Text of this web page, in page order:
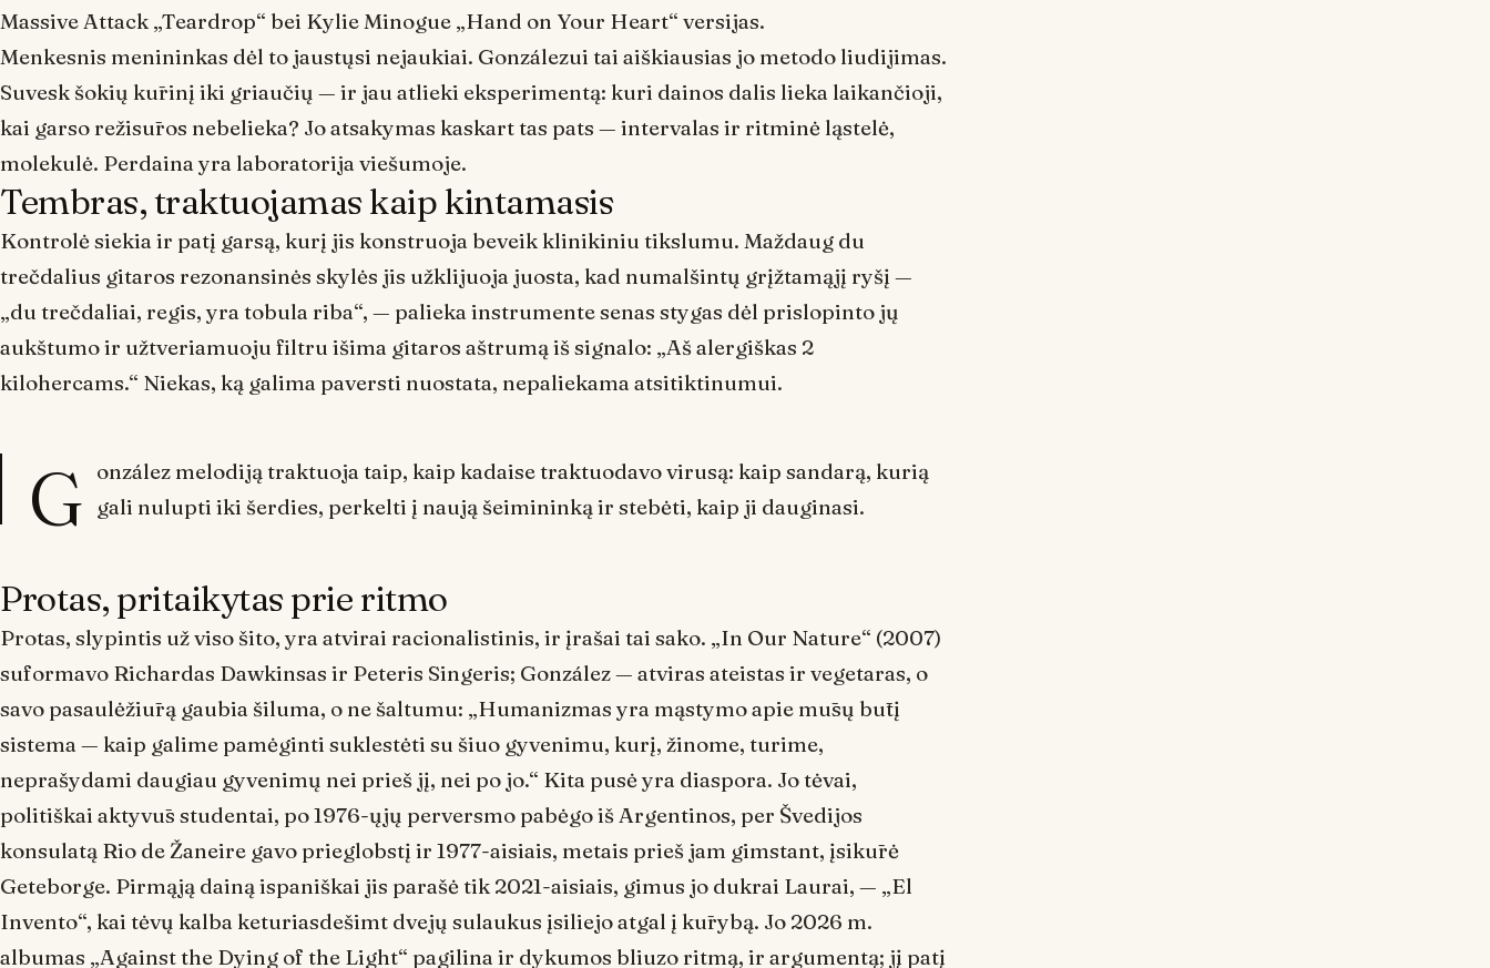
Massive Attack „Teardrop“ bei Kylie Minogue „Hand on Your Heart“ versijas.
Menkesnis menininkas dėl to jaustųsi nejaukiai. Gonzálezui tai aiškiausias jo metodo liudijimas.
Suvesk šokių kūrinį iki griaučių — ir jau atlieki eksperimentą: kuri dainos dalis lieka laikančioji,
kai garso režisūros nebelieka? Jo atsakymas kaskart tas pats — intervalas ir ritminė ląstelė,
molekulė. Perdaina yra laboratorija viešumoje.
Tembras, traktuojamas kaip kintamasis
Kontrolė siekia ir patį garsą, kurį jis konstruoja beveik klinikiniu tikslumu. Maždaug du
trečdalius gitaros rezonansinės skylės jis užklijuoja juosta, kad numalšintų grįžtamąjį ryšį —
„du trečdaliai, regis, yra tobula riba“, — palieka instrumente senas stygas dėl prislopinto jų
aukštumo ir užtveriamuoju filtru išima gitaros aštrumą iš signalo: „Aš alergiškas 2
kilohercams.“ Niekas, ką galima paversti nuostata, nepaliekama atsitiktinumui.
G onzález melodiją traktuoja taip, kaip kadaise traktuodavo virusą: kaip sandarą, kurią
gali nulupti iki šerdies, perkelti į naują šeimininką ir stebėti, kaip ji dauginasi.
Protas, pritaikytas prie ritmo
Protas, slypintis už viso šito, yra atvirai racionalistinis, ir įrašai tai sako. „In Our Nature“ (2007)
suformavo Richardas Dawkinsas ir Peteris Singeris; González — atviras ateistas ir vegetaras, o
savo pasaulėžiūrą gaubia šiluma, o ne šaltumu: „Humanizmas yra mąstymo apie mūsų būtį
sistema — kaip galime pamėginti suklestėti su šiuo gyvenimu, kurį, žinome, turime,
neprašydami daugiau gyvenimų nei prieš jį, nei po jo.“ Kita pusė yra diaspora. Jo tėvai,
politiškai aktyvūs studentai, po 1976-ųjų perversmo pabėgo iš Argentinos, per Švedijos
konsulatą Rio de Žaneire gavo prieglobstį ir 1977-aisiais, metais prieš jam gimstant, įsikūrė
Geteborge. Pirmąją dainą ispaniškai jis parašė tik 2021-aisiais, gimus jo dukrai Laurai, — „El
Invento“, kai tėvų kalba keturiasdešimt dvejų sulaukus įsiliejo atgal į kūrybą. Jo 2026 m.
albumas „Against the Dying of the Light“ pagilina ir dykumos bliuzo ritmą, ir argumentą; jį patį